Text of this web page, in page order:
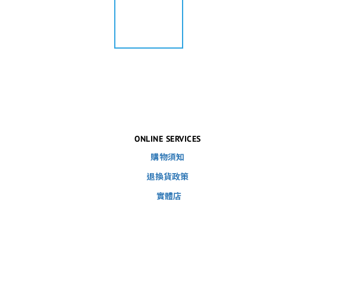
ONLINE SERVICES
購物須知
退換貨政策
實體店